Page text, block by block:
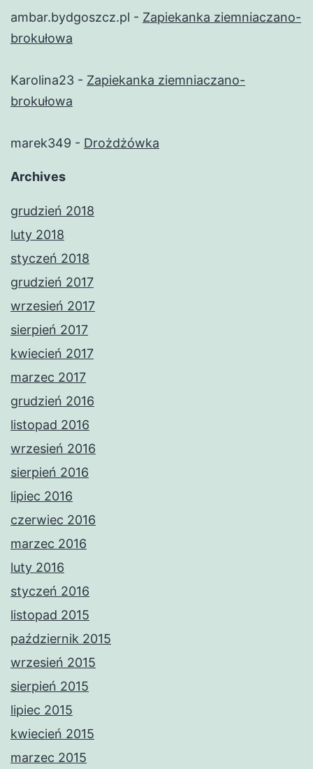
ambar.bydgoszcz.pl - Zapiekanka ziemniaczano-
brokułowa
Karolina23 - Zapiekanka ziemniaczano-
brokułowa
marek349 - Drożdżówka
Archives
grudzień 2018
luty 2018
styczeń 2018
grudzień 2017
wrzesień 2017
sierpień 2017
kwiecień 2017
marzec 2017
grudzień 2016
listopad 2016
wrzesień 2016
sierpień 2016
lipiec 2016
czerwiec 2016
marzec 2016
luty 2016
styczeń 2016
listopad 2015
październik 2015
wrzesień 2015
sierpień 2015
lipiec 2015
kwiecień 2015
marzec 2015